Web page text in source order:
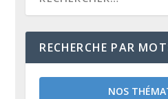
RECHERCHE PAR
NOS